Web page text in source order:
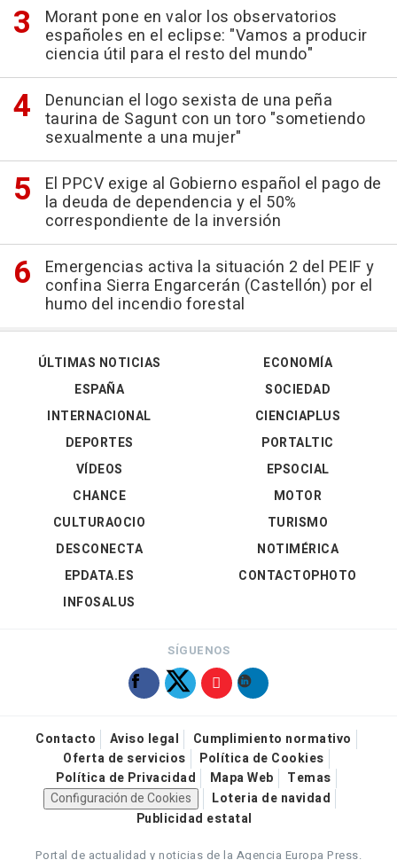
Morant pone en valor los observatorios
españoles en el eclipse: "Vamos a producir
ciencia útil para el resto del mundo"
Denuncian el logo sexista de una peña
taurina de Sagunt con un toro "sometiendo
sexualmente a una mujer"
El PPCV exige al Gobierno español el pago de
la deuda de dependencia y el 50%
correspondiente de la inversión
Emergencias activa la situación 2 del PEIF y
confina Sierra Engarcerán (Castellón) por el
humo del incendio forestal
ÚLTIMAS NOTICIAS
ESPAÑA
INTERNACIONAL
DEPORTES
VÍDEOS
ECONOMÍA
SOCIEDAD
CIENCIAPLUS
PORTALTIC
EPSOCIAL
CHANCE
CULTURAOCIO
DESCONECTA
EPDATA.ES
INFOSALUS
MOTOR
TURISMO
NOTIMÉRICA
CONTACTOPHOTO
SÍGUENOS
Contacto Aviso legal
Cumplimiento normativo
Oferta de servicios
Política de Cookies
Política de Privacidad
Mapa Web
Temas
Configuración de Cookies
Loteria de navidad
Publicidad estatal
Portal de actualidad y noticias de la Agencia Europa Press.